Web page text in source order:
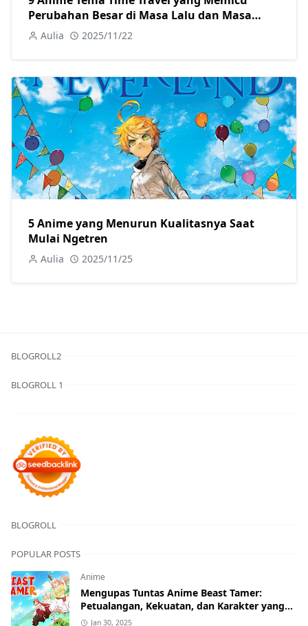
Perubahan Besar di Masa Lalu dan Masa
Depan
Aulia 2025/11/22
5 Anime yang Menurun Kualitasnya Saat
Mulai Ngetren
Aulia 2025/11/25
BLOGROLL2
BLOGROLL 1
BLOGROLL
POPULAR POSTS
Anime
Mengupas Tuntas Anime Beast Tamer:
Petualangan, Kekuatan, dan Karakter yang
Menawan
Jan 30, 2025